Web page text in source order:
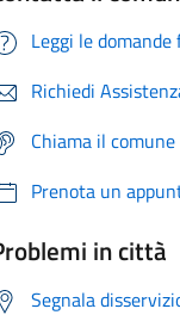
Leggi le
Richiedi
Chiama il
Prenota un
in città
Segnala